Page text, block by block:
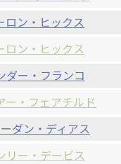
ロン・ヒックス
ロン・ヒックス
ダー・フランコ
ー・フェアチルド
ダン・ディアス
リー・デービス